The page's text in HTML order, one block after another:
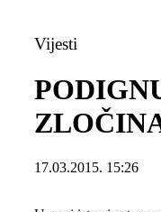
Vijesti
17.03.2015. 15:26